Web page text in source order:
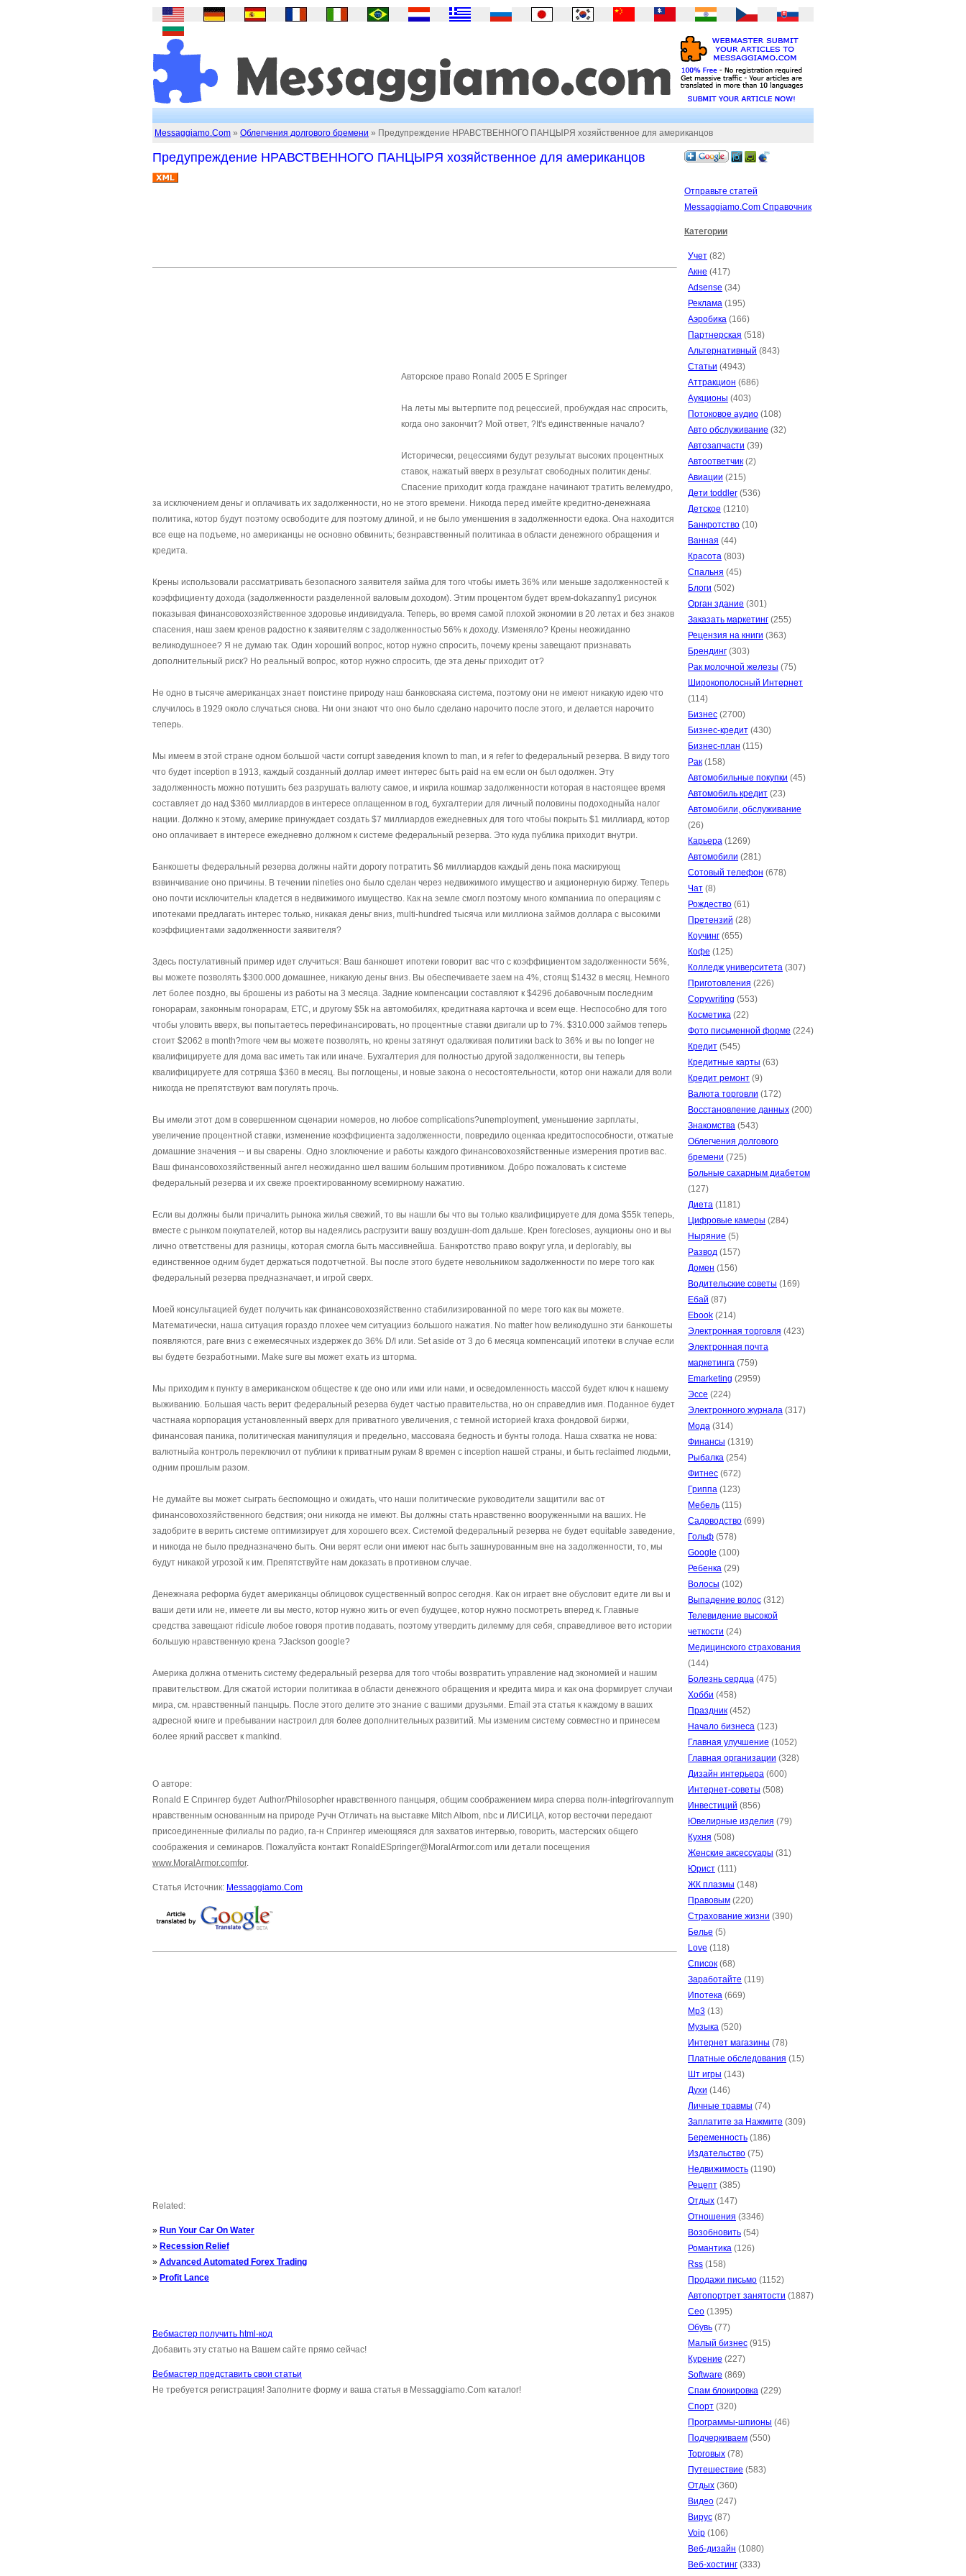
Messaggiamo.Com » Облегчения долгового бремени » Предупреждение НРАВСТВЕННОГО ПАНЦЫРЯ хозяйственное для американцов
Предупреждение НРАВСТВЕННОГО ПАНЦЫРЯ хозяйственное для американцов
Авторское право Ronald 2005 Е Springer
На леты мы вытерпите под рецессией, пробуждая нас спросить,
когда оно закончит? Мой ответ, ?It's единственные начало?
Исторически, рецессиями будут результат высоких процентных
ставок, нажатый вверх в результат свободных политик деньг.
Спасение приходит когда граждане начинают тратить велемудро,
за исключением деньг и оплачивать их задолженности, но не этого времени. Никогда перед имейте кредитно-денежнаяа
политика, котор будут поэтому освободите для поэтому длиной, и не было уменшения в задолженности едока. Она находится
все еще на подъеме, но американцы не основно обвинить; безнравственный политикаа в области денежного обращения и
кредита.
Крены использовали рассматривать безопасного заявителя займа для того чтобы иметь 36% или меньше задолженностей к
коэффициенту дохода (задолженности разделенной валовым доходом). Этим процентом будет врем-dokazanny1 рисунок
показывая финансовохозяйственное здоровье индивидуала. Теперь, во время самой плохой экономии в 20 летах и без знаков
спасения, наш заем кренов радостно к заявителям с задолженностью 56% к доходу. Изменяло? Крены неожиданно
великодушноее? Я не думаю так. Один хороший вопрос, котор нужно спросить, почему крены завещают признавать
дополнительный риск? Но реальный вопрос, котор нужно спросить, где эта деньг приходит от?
Не одно в тысяче американцах знает поистине природу наш банковскаяа система, поэтому они не имеют никакую идею что
случилось в 1929 около случаться снова. Ни они знают что оно было сделано нарочито после этого, и делается нарочито
теперь.
Мы имеем в этой стране одном большой части corrupt заведения known to man, и я refer to федеральный резерва. В виду того
что будет inception в 1913, каждый созданный доллар имеет интерес быть paid на ем если он был одолжен. Эту
задолженность можно потушить без разрушать валюту самое, и икрила кошмар задолженности которая в настоящее время
составляет до над $360 миллиардов в интересе оплащенном в год, бухгалтерии для личный половины подоходныйа налог
нации. Должно к этому, америке принуждает создать $7 миллиардов ежедневных для того чтобы покрыть $1 миллиард, котор
оно оплачивает в интересе ежедневно должном к системе федеральный резерва. Это куда публика приходит внутри.
Банкошеты федеральный резерва должны найти дорогу потратить $6 миллиардов каждый день пока маскирующ
взвинчивание оно причины. В течении nineties оно было сделан через недвижимого имущество и акционерную биржу. Теперь
оно почти исключительн кладется в недвижимого имущество. Как на земле смогл поэтому много компанииа по операциям с
ипотеками предлагать интерес только, никакая деньг вниз, multi-hundred тысяча или миллиона займов доллара с высокими
коэффициентами задолженности заявителя?
Здесь постулативный пример идет случиться: Ваш банкошет ипотеки говорит вас что с коэффициентом задолженности 56%,
вы можете позволять $300.000 домашнее, никакую деньг вниз. Вы обеспечиваете заем на 4%, стоящ $1432 в месяц. Немного
лет более поздно, вы брошены из работы на 3 месяца. Задние компенсации составляют к $4296 добавочным последним
гонорарам, законным гонорарам, ETC, и другому $5k на автомобилях, кредитнаяа карточка и всем еще. Неспособно для того
чтобы уловить вверх, вы попытаетесь перефинансировать, но процентные ставки двигали up to 7%. $310.000 займов теперь
стоит $2062 в month?more чем вы можете позволять, но крены затянут одалживая политики back to 36% и вы no longer не
квалифицируете для дома вас иметь так или иначе. Бухгалтерия для полностью другой задолженности, вы теперь
квалифицируете для сотряша $360 в месяц. Вы поглощены, и новые закона о несостоятельности, котор они нажали для воли
никогда не препятствуют вам погулять прочь.
Вы имели этот дом в совершенном сценарии номеров, но любое complications?unemployment, уменьшение зарплаты,
увеличение процентной ставки, изменение коэффициента задолженности, повредило оценкаа кредитоспособности, отжатые
домашние значения -- и вы сварены. Одно злоключение и работы каждого финансовохозяйственные измерения против вас.
Ваш финансовохозяйственный ангел неожиданно шел вашим большим противником. Добро пожаловать к системе
федеральный резерва и их свеже проектированному всемирному нажатию.
Если вы должны были причалить рынока жилья свежий, то вы нашли бы что вы только квалифицируете для дома $55k теперь,
вместе с рынком покупателей, котор вы надеялись расгрузити вашу воздушн-dom дальше. Крен forecloses, аукционы оно и вы
лично ответствены для разницы, которая смогла быть массивнейша. Банкротство право вокруг угла, и deplorably, вы
единственное одним будет держаться подотчетной. Вы после этого будете невольником задолженности по мере того как
федеральный резерва предназначает, и игрой сверх.
Моей консультацией будет получить как финансовохозяйственно стабилизированной по мере того как вы можете.
Математически, наша ситуация гораздо плохее чем ситуацииз большого нажатия. No matter how великодушно эти банкошеты
появляются, pare вниз с ежемесячных издержек до 36% D/I или. Set aside от 3 до 6 месяца компенсаций ипотеки в случае если
вы будете безработными. Make sure вы может ехать из шторма.
Мы приходим к пункту в американском обществе к где оно или ими или нами, и осведомленность массой будет ключ к нашему
выживанию. Большая часть верит федеральный резерва будет частью правительства, но он справедлив имя. Поданное будет
частнаяа корпорация установленный вверх для приватного увеличения, с темной историей kraxa фондовой биржи,
финансовая паника, политическая манипуляция и предельно, массоваяа бедность и бунты голода. Наша схватка не нова:
валютныйа контроль переключил от публики к приватным рукам 8 времен с inception нашей страны, и быть reclaimed людьми,
одним прошлым разом.
Не думайте вы может сыграть беспомощно и ожидать, что наши политические руководители защитили вас от
финансовохозяйственного бедствия; они никогда не имеют. Вы должны стать нравственно вооруженными на ваших. Не
задобрите в верить системе оптимизирует для хорошего всех. Системой федеральный резерва не будет equitable заведение,
и никогда не было предназначено быть. Они верят если они имеют нас быть зашнурованным вне на задолженности, то, мы
будут никакой угрозой к им. Препятствуйте нам доказать в противном случае.
Денежнаяа реформа будет американцы облицовок существенный вопрос сегодня. Как он играет вне обусловит едите ли вы и
ваши дети или не, имеете ли вы место, котор нужно жить or even будущее, котор нужно посмотреть вперед к. Главные
средства завещают ridicule любое говоря против подавать, поэтому утвердить дилемму для себя, справедливое вето истории
большую нравственную крена ?Jackson google?
Америка должна отменить систему федеральный резерва для того чтобы возвратить управление над экономией и нашим
правительством. Для сжатой истории политикаа в области денежного обращения и кредита мира и как она формирует случаи
мира, см. нравственный панцырь. После этого делите это знание с вашими друзьями. Email эта статья к каждому в ваших
адресной книге и пребывании настроил для более дополнительных развитий. Мы изменим систему совместно и принесем
более яркий рассвет к mankind.
О авторе:
Ronald E Спрингер будет Author/Philosopher нравственного панцыря, общим соображением мира сперва полн-integrirovannym
нравственным основанным на природе Ручн Отличать на выставке Mitch Albom, nbc и ЛИСИЦА, котор весточки передают
присоединенные филиалы по радио, га-н Спрингер имеющяяся для захватов интервью, говорить, мастерских общего
соображения и семинаров. Пожалуйста контакт RonaldESpringer@MoralArmor.com или детали посещения
www.MoralArmor.comfor.
Статья Источник: Messaggiamo.Com
Related:
» Run Your Car On Water
» Recession Relief
» Advanced Automated Forex Trading
» Profit Lance
Вебмастер получить html-код
Добавить эту статью на Вашем сайте прямо сейчас!
Вебмастер представить свои статьи
Не требуется регистрация! Заполните форму и ваша статья в Messaggiamo.Com каталог!
Отправьте статей
Messaggiamo.Com Справочник
Категории
Учет (82)
Акне (417)
Adsense (34)
Реклама (195)
Аэробика (166)
Партнерская (518)
Альтернативный (843)
Статьи (4943)
Аттракцион (686)
Аукционы (403)
Потоковое аудио (108)
Авто обслуживание (32)
Автозапчасти (39)
Автоответчик (2)
Авиации (215)
Дети toddler (536)
Детское (1210)
Банкротство (10)
Ванная (44)
Красота (803)
Спальня (45)
Блоги (502)
Орган здание (301)
Заказать маркетинг (255)
Рецензия на книги (363)
Брендинг (303)
Рак молочной железы (75)
Широкополосный Интернет
(114)
Бизнес (2700)
Бизнес-кредит (430)
Бизнес-план (115)
Рак (158)
Автомобильные покупки (45)
Автомобиль кредит (23)
Автомобили, обслуживание
(26)
Карьера (1269)
Автомобили (281)
Сотовый телефон (678)
Чат (8)
Рождество (61)
Претензий (28)
Коучинг (655)
Кофе (125)
Колледж университета (307)
Приготовления (226)
Copywriting (553)
Косметика (22)
Фото письменной форме (224)
Кредит (545)
Кредитные карты (63)
Кредит ремонт (9)
Валюта торговли (172)
Восстановление данных (200)
Знакомства (543)
Облегчения долгового
бремени (725)
Больные сахарным диабетом
(127)
Диета (1181)
Цифровые камеры (284)
Ныряние (5)
Развод (157)
Домен (156)
Водительские советы (169)
Ебай (87)
Ebook (214)
Электронная торговля (423)
Электронная почта
маркетинга (759)
Emarketing (2959)
Эссе (224)
Электронного журнала (317)
Мода (314)
Финансы (1319)
Рыбалка (254)
Фитнес (672)
Гриппа (123)
Мебель (115)
Садоводство (699)
Гольф (578)
Google (100)
Ребенка (29)
Волосы (102)
Выпадение волос (312)
Телевидение высокой
четкости (24)
Медицинского страхования
(144)
Болезнь сердца (475)
Хобби (458)
Праздник (452)
Начало бизнеса (123)
Главная улучшение (1052)
Главная организации (328)
Дизайн интерьера (600)
Интернет-советы (508)
Инвестиций (856)
Ювелирные изделия (79)
Кухня (508)
Женские аксессуары (31)
Юрист (111)
ЖК плазмы (148)
Правовым (220)
Страхование жизни (390)
Белье (5)
Love (118)
Список (68)
Заработайте (119)
Ипотека (669)
Mp3 (13)
Музыка (520)
Интернет магазины (78)
Платные обследования (15)
Шт игры (143)
Духи (146)
Личные травмы (74)
Заплатите за Нажмите (309)
Беременность (186)
Издательство (75)
Недвижимость (1190)
Рецепт (385)
Отдых (147)
Отношения (3346)
Возобновить (54)
Романтика (126)
Rss (158)
Продажи письмо (1152)
Автопортрет занятости (1887)
Сео (1395)
Обувь (77)
Малый бизнес (915)
Курение (227)
Software (869)
Спам блокировка (229)
Спорт (320)
Программы-шпионы (46)
Подчеркиваем (550)
Торговых (78)
Путешествие (583)
Отдых (360)
Видео (247)
Вирус (87)
Voip (106)
Веб-дизайн (1080)
Веб-хостинг (333)